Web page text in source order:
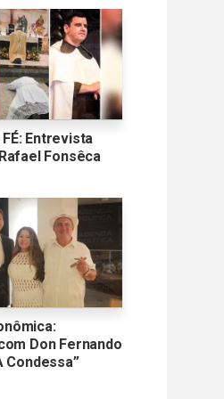
Entrevista
Fonsêca
Don Fernando
Condessa”